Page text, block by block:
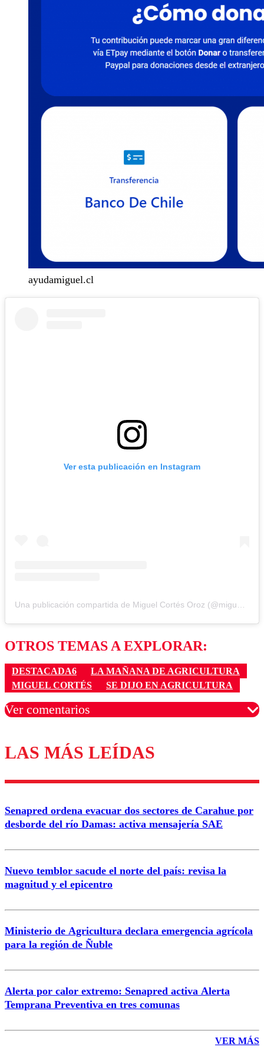
ayudamiguel.cl
Ver esta publicación en Instagram
Una publicación compartida de Miguel Cortés Oroz (@miguelcontraduchenne)
OTROS TEMAS A EXPLORAR:
DESTACADA6
LA MAÑANA DE AGRICULTURA
MIGUEL CORTÉS
SE DIJO EN AGRICULTURA
Ver comentarios
Los comentarios son moderados para garantizar un
diálogo respetuoso.
Correo
LAS MÁS LEÍDAS
Senapred ordena evacuar dos sectores de Carahue por
desborde del río Damas: activa mensajería SAE
Nuevo temblor sacude el norte del país: revisa la
magnitud y el epicentro
Ministerio de Agricultura declara emergencia agrícola
para la región de Ñuble
Alerta por calor extremo: Senapred activa Alerta
Temprana Preventiva en tres comunas
VER MÁS